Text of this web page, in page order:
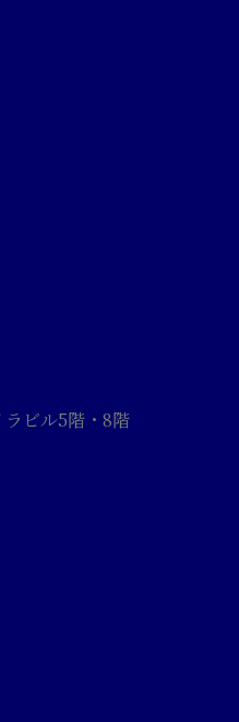
ビル5階・8階